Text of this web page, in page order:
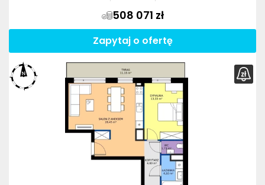
508 071 zł
Zapytaj o ofertę